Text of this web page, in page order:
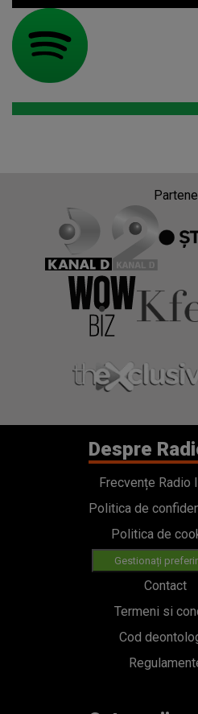
Despre
Frecvențe Radio
Politica de
Politica de
Contact
Termeni si
Cod
Categorii
Stiri
Emisiuni
Echipa
Concursuri